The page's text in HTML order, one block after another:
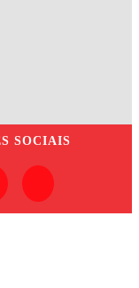
SOCIAIS